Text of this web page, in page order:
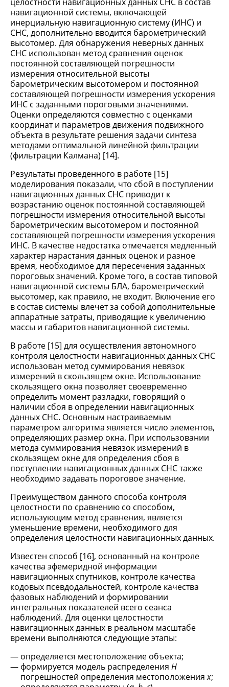
навигационной системы, включающей
инерциальную навигационную систему (ИНС) и
СНС, дополнительно вводится барометрический
высотомер. Для обнаружения неверных данных
СНС использован метод сравнения оценок
постоянной составляющей погрешности
измерения относительной высоты
барометрическим высотомером и постоянной
составляющей погрешности измерения ускорения
ИНС с заданными пороговыми значениями.
Оценки определяются совместно с оценками
координат и параметров движения подвижного
объекта в результате решения задачи синтеза
методами оптимальной линейной фильтрации
(фильтрации Калмана) [14].
Результаты проведенного в работе [15]
моделирования показали, что сбой в поступлении
навигационных данных СНС приводит к
возрастанию оценок постоянной составляющей
погрешности измерения относительной высоты
барометрическим высотомером и постоянной
составляющей погрешности измерения ускорения
ИНС. В качестве недостатка отмечается медленный
характер нарастания данных оценок и разное
время, необходимое для пересечения заданных
пороговых значений. Кроме того, в состав типовой
навигационной системы БЛА, барометрический
высотомер, как правило, не входит. Включение его
в состав системы влечет за собой дополнительные
аппаратные затраты, приводящие к увеличению
массы и габаритов навигационной системы.
В работе [15] для осуществления автономного
контроля целостности навигационных данных СНС
использован метод суммирования невязок
измерений в скользящем окне. Использование
скользящего окна позволяет своевременно
определить момент разладки, говорящий о
наличии сбоя в определении навигационных
данных СНС. Основным настраиваемым
параметром алгоритма является число элементов,
определяющих размер окна. При использовании
метода суммирования невязок измерений в
скользящем окне для определения сбоя в
поступлении навигационных данных СНС также
необходимо задавать пороговое значение.
Преимуществом данного способа контроля
целостности по сравнению со способом,
использующим метод сравнения, является
уменьшение времени, необходимого для
определения целостности навигационных данных.
Известен способ [16], основанный на контроле
качества эфемеридной информации
навигационных спутников, контроле качества
кодовых псевдодальностей, контроле качества
фазовых наблюдений и формировании
интегральных показателей всего сеанса
наблюдений. Для оценки целостности
навигационных данных в реальном масштабе
времени выполняются следующие этапы:
определяется местоположение объекта;
формируется модель распределения Н
погрешностей определения местоположениях;